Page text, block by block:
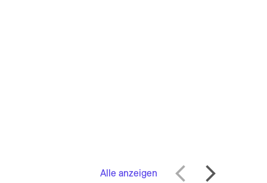
Alle anzeigen